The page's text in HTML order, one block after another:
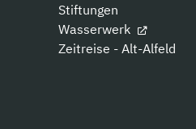
Stiftungen
Wasserwerk
Zeitreise - Alt-Alfeld